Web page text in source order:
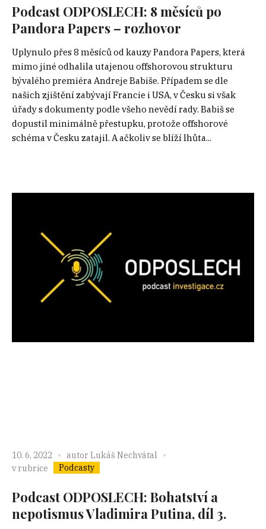
Podcast ODPOSLECH: 8 měsíců po
Pandora Papers – rozhovor
Uplynulo přes 8 měsíců od kauzy Pandora Papers, která
mimo jiné odhalila utajenou offshorovou strukturu
bývalého premiéra Andreje Babiše. Případem se dle
našich zjištění zabývají Francie i USA, v Česku si však
úřady s dokumenty podle všeho nevědí rady. Babiš se
dopustil minimálně přestupku, protože offshorové
schéma v Česku zatajil. A ačkoliv se blíží lhůta...
10. 6. 2022 autor Lukáš Nechvátal
v rubrice
Podcasty
Podcast ODPOSLECH: Bohatství a
nepotismus Vladimira Putina, díl 3.